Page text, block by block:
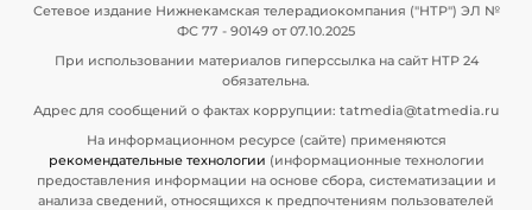
Сетевое издание Нижнекамская телерадиокомпания ("НТР") ЭЛ №
ФС 77 - 90149 от 07.10.2025
При использовании материалов гиперссылка на сайт НТР 24
обязательна.
Адрес для сообщений о фактах коррупции: tatmedia@tatmedia.ru
На информационном ресурсе (сайте) применяются
рекомендательные технологии (информационные технологии
предоставления информации на основе сбора, систематизации и
анализа сведений, относящихся к предпочтениям пользователей